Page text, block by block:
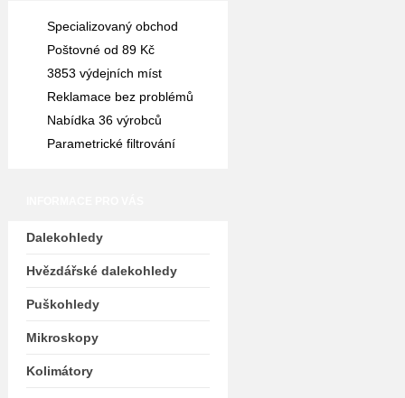
Specializovaný obchod
Poštovné od 89 Kč
3853 výdejních míst
Reklamace bez problémů
Nabídka 36 výrobců
Parametrické filtrování
Dalekohledy
Hvězdářské dalekohledy
Puškohledy
Mikroskopy
Kolimátory